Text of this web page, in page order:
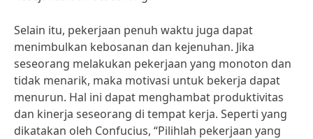
Selain itu, pekerjaan penuh waktu juga dapat
menimbulkan kebosanan dan kejenuhan. Jika
seseorang melakukan pekerjaan yang monoton dan
tidak menarik, maka motivasi untuk bekerja dapat
menurun. Hal ini dapat menghambat produktivitas
dan kinerja seseorang di tempat kerja. Seperti yang
dikatakan oleh Confucius, “Pilihlah pekerjaan yang